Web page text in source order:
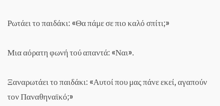
Ρωτάει το παιδάκι: «Θα πάμε σε πιο καλό σπίτι;»
Μια αόρατη φωνή τού απαντά: «Ναι».
Ξαναρωτάει το παιδάκι: «Αυτοί που μας πάνε εκεί, αγαπούν
τον Παναθηναϊκό;»